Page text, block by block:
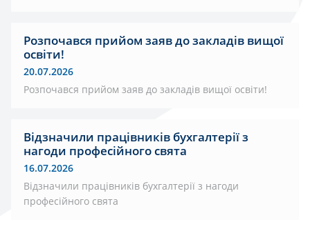
Розпочався прийом заяв до закладів вищої
освіти!
20.07.2026
Розпочався прийом заяв до закладів вищої освіти!
Відзначили працівників бухгалтерії з
нагоди професійного свята
16.07.2026
Відзначили працівників бухгалтерії з нагоди
професійного свята